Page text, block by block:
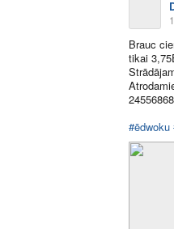
Brauc
tikai
24556868
#ēdwoku